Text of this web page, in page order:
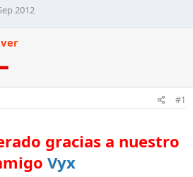
2012
#1
gracias a nuestro
Vyx